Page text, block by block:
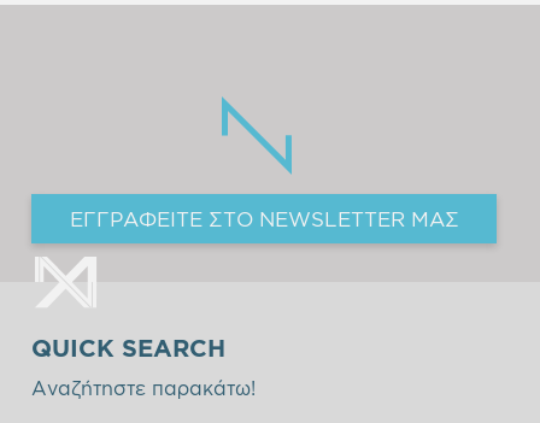
ΕΓΓΡΑΦΕΙΤΕ ΣΤΟ NEWSLETTER ΜΑΣ
QUICK SEARCH
Αναζήτηστε παρακάτω!